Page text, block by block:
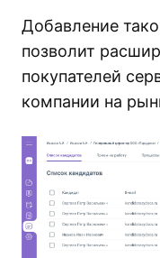
Добавление
позволит
покупателей
компании на